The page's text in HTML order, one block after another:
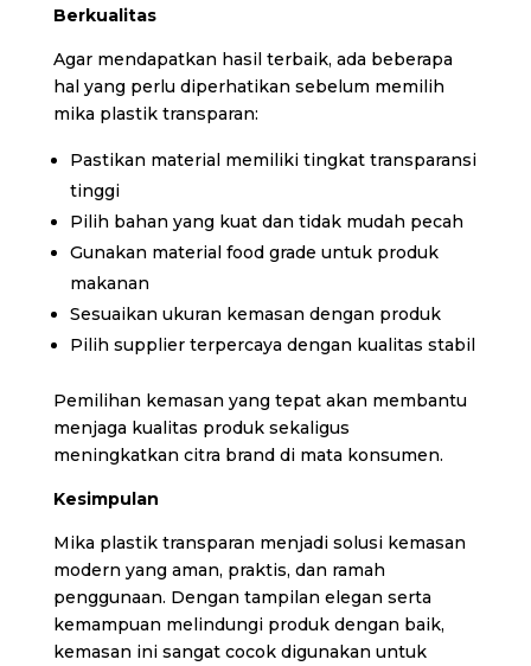
Berkualitas
Agar mendapatkan hasil terbaik, ada beberapa
hal yang perlu diperhatikan sebelum memilih
mika plastik transparan:
Pastikan material memiliki tingkat transparansi
tinggi
Pilih bahan yang kuat dan tidak mudah pecah
Gunakan material food grade untuk produk
makanan
Sesuaikan ukuran kemasan dengan produk
Pilih supplier terpercaya dengan kualitas stabil
Pemilihan kemasan yang tepat akan membantu
menjaga kualitas produk sekaligus
meningkatkan citra brand di mata konsumen.
Kesimpulan
Mika plastik transparan menjadi solusi kemasan
modern yang aman, praktis, dan ramah
penggunaan. Dengan tampilan elegan serta
kemampuan melindungi produk dengan baik,
kemasan ini sangat cocok digunakan untuk